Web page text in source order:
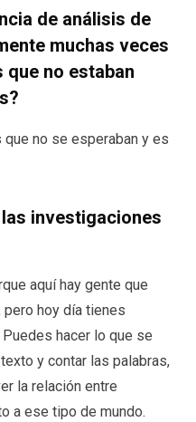
de análisis de
muchas veces
no estaban
?
no se esperaban y es
investigaciones
aquí hay gente que
hoy día tienes
Puedes hacer lo que se
y contar las palabras,
la relación entre
a ese tipo de mundo.